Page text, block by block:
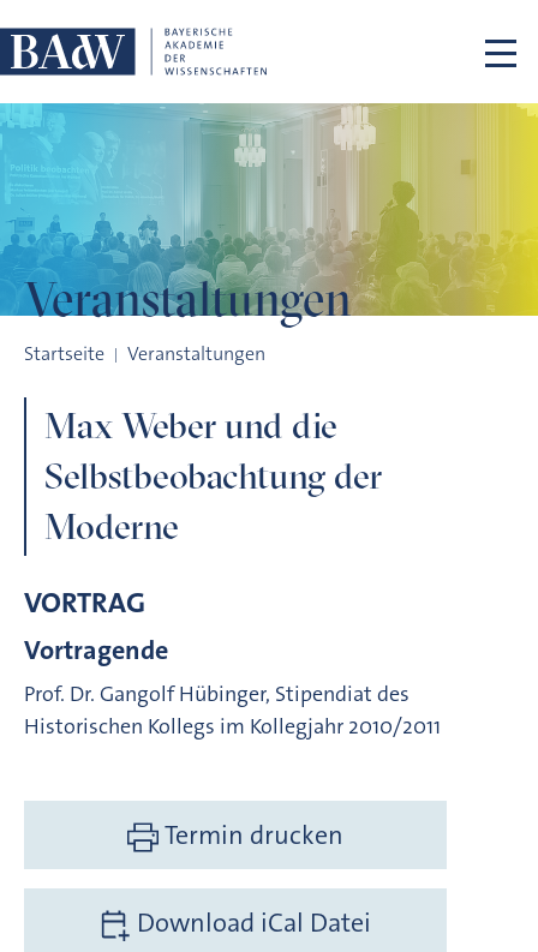
Veranstaltungen
Startseite Veranstaltungen
Max Weber und die
Selbstbeobachtung der
Moderne
VORTRAG
Vortragende
Prof. Dr. Gangolf Hübinger, Stipendiat des
Historischen Kollegs im Kollegjahr 2010/2011
Termin drucken
Download iCal Datei